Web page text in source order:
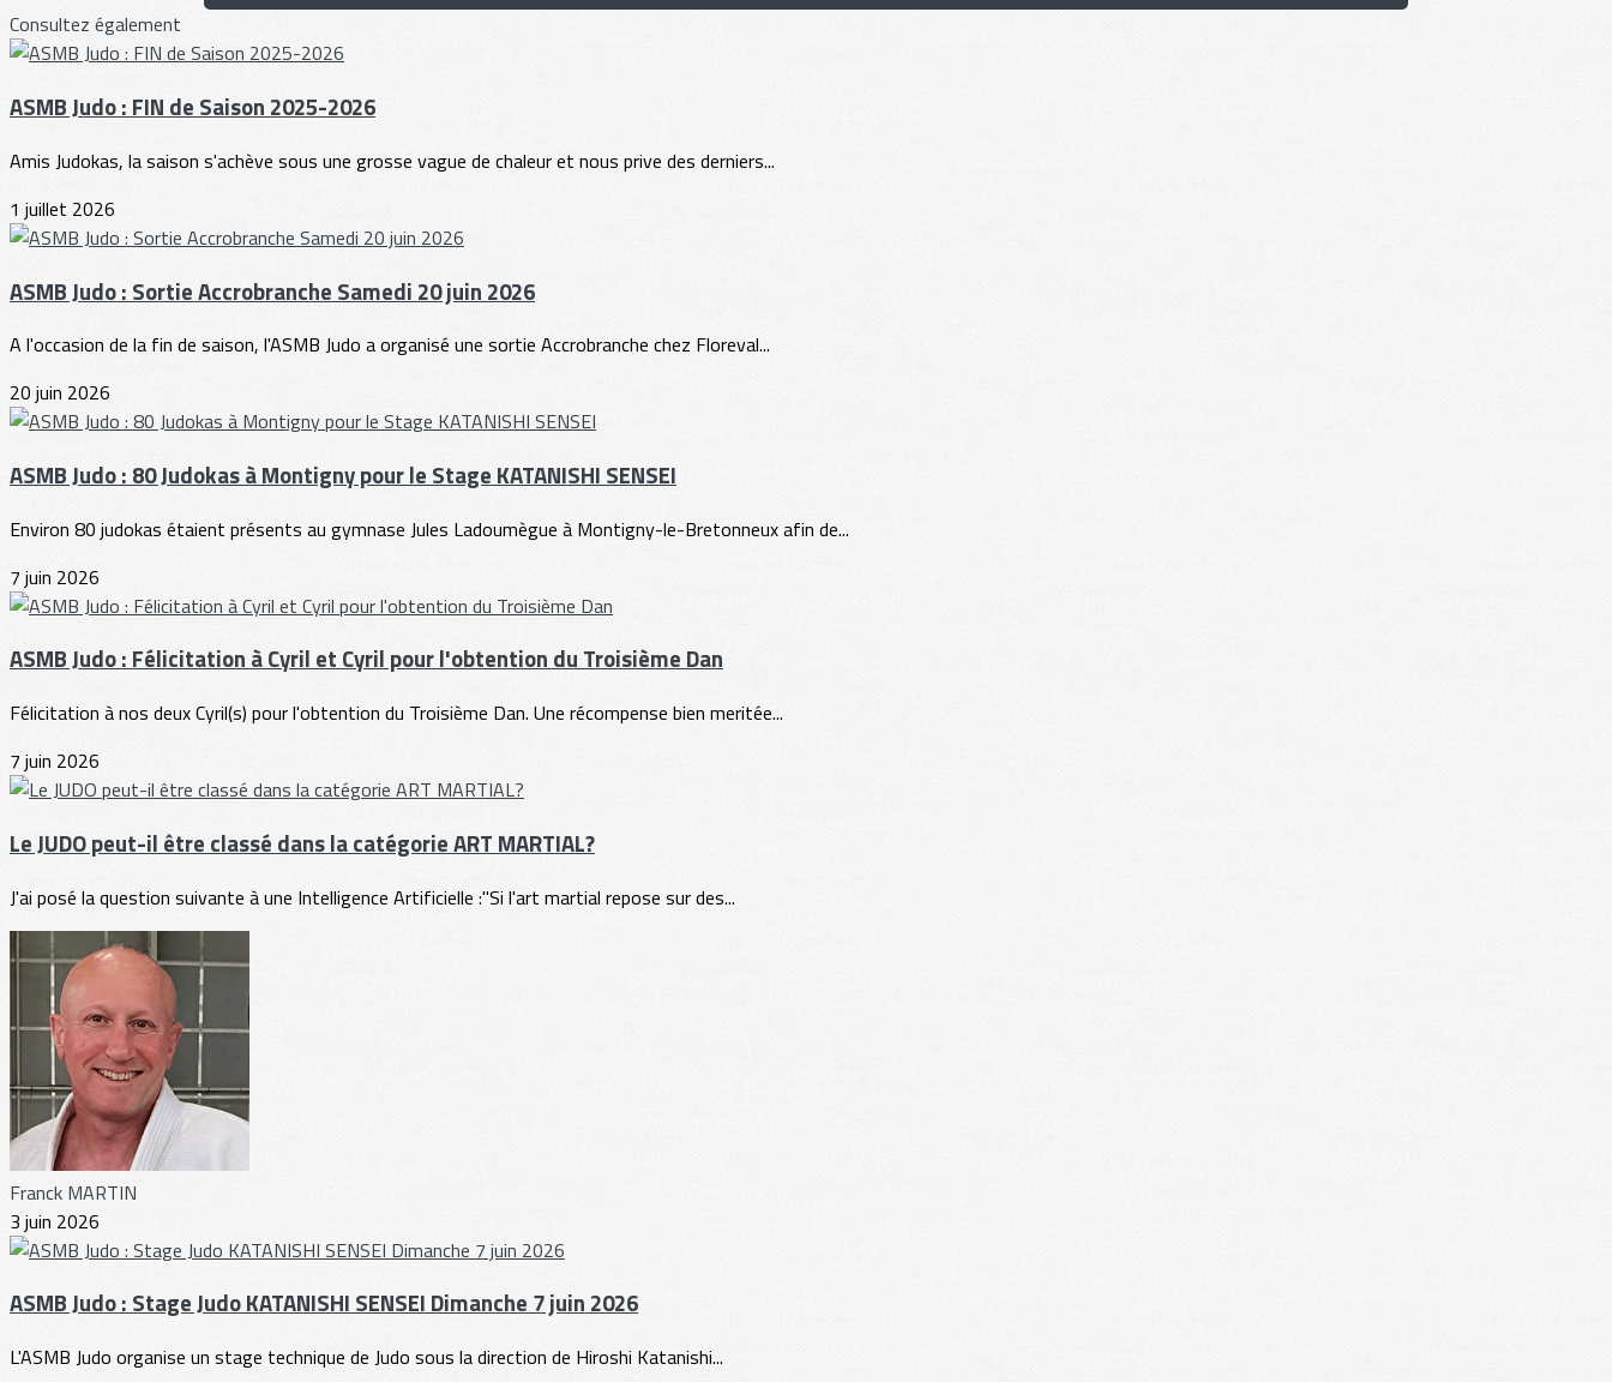
Consultez également
ASMB Judo : FIN de Saison 2025-2026
Amis Judokas, la saison s'achève sous une grosse vague de chaleur et nous prive des derniers...
1 juillet 2026
ASMB Judo : Sortie Accrobranche Samedi 20 juin 2026
A l'occasion de la fin de saison, l'ASMB Judo a organisé une sortie Accrobranche chez Floreval...
20 juin 2026
ASMB Judo : 80 Judokas à Montigny pour le Stage KATANISHI SENSEI
Environ 80 judokas étaient présents au gymnase Jules Ladoumègue à Montigny-le-Bretonneux afin de...
7 juin 2026
ASMB Judo : Félicitation à Cyril et Cyril pour l'obtention du Troisième Dan
Félicitation à nos deux Cyril(s) pour l'obtention du Troisième Dan. Une récompense bien meritée...
7 juin 2026
Le JUDO peut-il être classé dans la catégorie ART MARTIAL?
J'ai posé la question suivante à une Intelligence Artificielle :"Si l'art martial repose sur des...
Franck MARTIN
3 juin 2026
ASMB Judo : Stage Judo KATANISHI SENSEI Dimanche 7 juin 2026
L'ASMB Judo organise un stage technique de Judo sous la direction de Hiroshi Katanishi...